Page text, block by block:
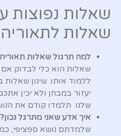
שאלות נפוצות
שאלות לתאוריה
למה תרגול שאלות
שאלות הוא כלי לבדוק
ללמוד אותו. שינון
יעזור במבחן ולא יכין
שלנו תלמדו קודם את
איך אדע שאני מתרגל נכון?
שלמדתם נושא ספציפי,